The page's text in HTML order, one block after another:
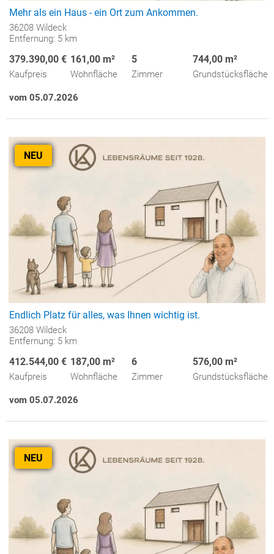
Mehr als ein Haus - ein Ort zum Ankommen.
36208 Wildeck
Entfernung: 5 km
379.390,00 €
Kaufpreis
161,00 m²
Wohnfläche
5
Zimmer
744,00 m²
Grundstücksfläche
vom 05.07.2026
NEU
Endlich Platz für alles, was Ihnen wichtig ist.
36208 Wildeck
Entfernung: 5 km
412.544,00 €
Kaufpreis
187,00 m²
Wohnfläche
6
Zimmer
576,00 m²
Grundstücksfläche
vom 05.07.2026
NEU